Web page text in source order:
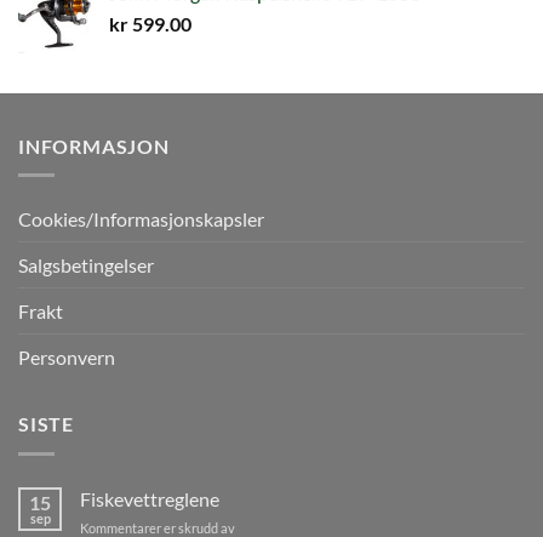
kr 599.00
INFORMASJON
Cookies/Informasjonskapsler
Salgsbetingelser
Frakt
Personvern
SISTE
15
sep
Fiskevettreglene
Kommentarer er skrudd avfor